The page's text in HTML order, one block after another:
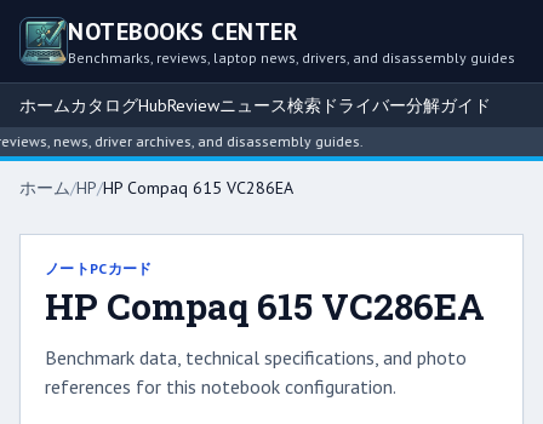
NOTEBOOKS CENTER
Benchmarks, reviews, laptop news, drivers, and disassembly guides
ホームカタログHubReviewニュース検索 ドライバー分解ガイド
news, driver archives, and disassembly guides.
ホーム/HP/HP Compaq 615 VC286EA
ノートPCカード
HP Compaq 615 VC286EA
Benchmark data, technical specifications, and photo
references for this notebook configuration.